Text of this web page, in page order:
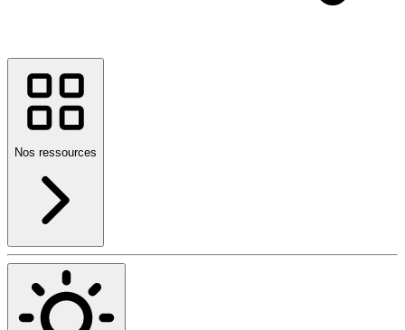
Nos ressources